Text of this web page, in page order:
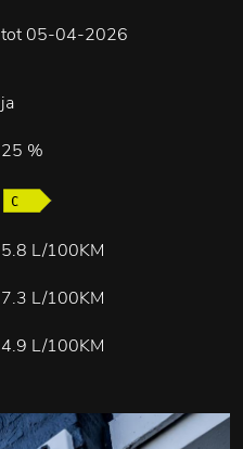
tot 05-04-2026
ja
25 %
5.8 L/100KM
7.3 L/100KM
4.9 L/100KM